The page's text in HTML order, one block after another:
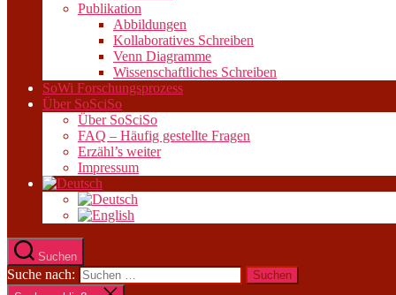
Publikation
Abbildungen
Kollaboratives Schreiben
Venn Diagramme
Wissenschaftliches Schreiben
SoWi Forschungsprozess
Über SoSciSo
Über SoSciSo
FAQ – Häufig gestellte Fragen
Erzähl’s weiter
Impressum
Suchen
Suche nach: